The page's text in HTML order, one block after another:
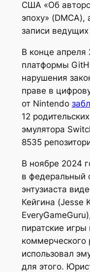
США «Об
эпоху»
записи
В конце апреля
платформы
нарушения
праве в
от Nintendo
12
эмулятора
8535
В ноябре 2024
в федеральный
энтузиаста
Кейгина (Jesse
пиратские
коммерческого
использовал
для этого.